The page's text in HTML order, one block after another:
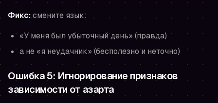
Фикс:смените язык:
«У меня был убыточный день» (правда)
а не «я неудачник» (бесполезно и неточно)
Ошибка 5: Игнорирование признаков
зависимости от азарта